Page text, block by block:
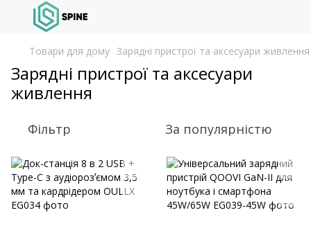
Товари для дому Зарядні пристрої та аксесуари живлення
Зарядні пристрої та аксесуари
живлення
Фільтр За популярністю